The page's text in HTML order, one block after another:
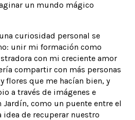
un mundo mágico
curiosidad personal se
unir mi formación como
con mi creciente amor
compartir con más personas
flores que me hacían bien, y
a través de imágenes e
Jardín, como un puente entre el
idea de recuperar nuestro